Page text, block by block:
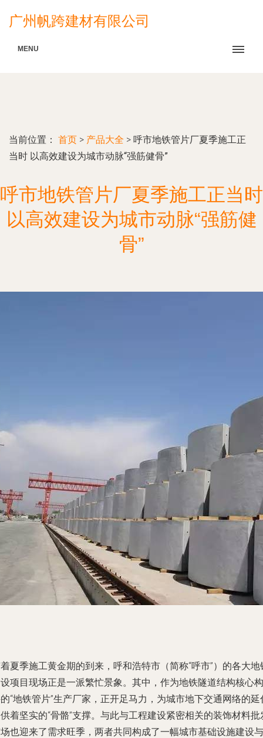
广州帆跨建材有限公司
MENU
当前位置： 首页 > 产品大全 > 呼市地铁管片厂夏季施工正
当时 以高效建设为城市动脉“强筋健骨”
呼市地铁管片厂夏季施工正当时
以高效建设为城市动脉“强筋健
骨”
夏季施工黄金期的到来，呼和浩特市（简称“呼市”）的各大地
项目现场正是一派繁忙景象。其中，作为地铁隧道结构核心构
“地铁管片”生产厂家，正开足马力，为城市地下交通网络的延
着坚实的“骨骼”支撑。与此与工程建设紧密相关的装饰材料批
也迎来了需求旺季，两者共同构成了一幅城市基础设施建设与